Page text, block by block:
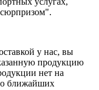
у нас, вы
продукцию
нет на
о ближайших